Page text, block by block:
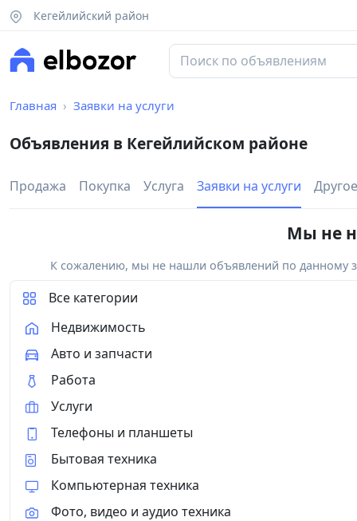
Кегейлийский район
Главная Заявки на услуги
Объявления в Кегейлийском районе
Продажа Покупка Услуга Заявки на услуги Другое
Мы не
К сожалению, мы не нашли объявлений по данному
Все категории
Недвижимость
Авто и запчасти
Работа
Услуги
Телефоны и планшеты
Бытовая техника
Компьютерная техника
Фото, видео и аудио техника